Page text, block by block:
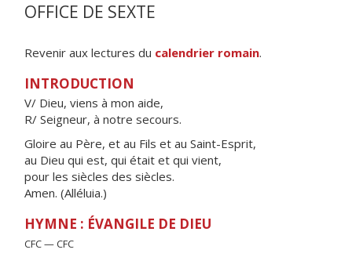
OFFICE DE SEXTE
Revenir aux lectures du calendrier romain.
INTRODUCTION
V/ Dieu, viens à mon aide,
R/ Seigneur, à notre secours.
Gloire au Père, et au Fils et au Saint-Esprit,
au Dieu qui est, qui était et qui vient,
pour les siècles des siècles.
Amen. (Alléluia.)
HYMNE : ÉVANGILE DE DIEU
CFC — CFC